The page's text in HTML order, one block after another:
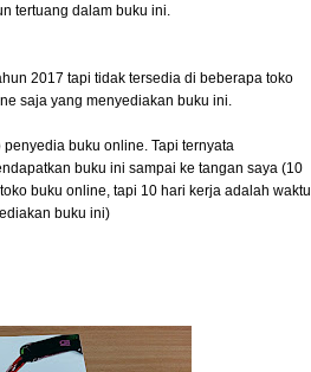
tertuang dalam buku ini.
2017 tapi tidak tersedia di beberapa toko
saja yang menyediakan buku ini.
buku online. Tapi ternyata
buku ini sampai ke tangan saya (10
buku online, tapi 10 hari kerja adalah waktu
buku ini)